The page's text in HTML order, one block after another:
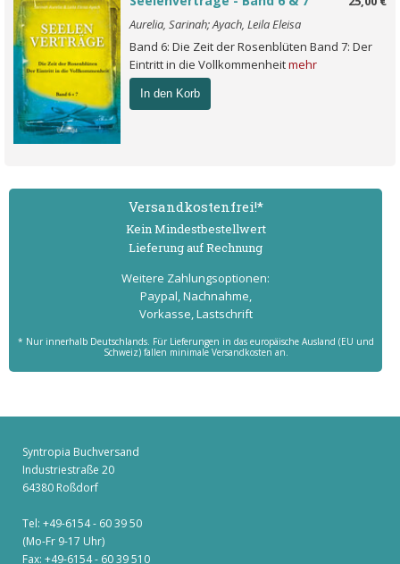
Aurelia, Sarinah; Ayach, Leila Eleisa
Band 6: Die Zeit der Rosenblüten Band 7: Der
Eintritt in die Vollkommenheitmehr
In den Korb
Versand­kostenfrei!*
Kein Mindest­bestell­wert
Lieferung auf Rechnung
Weitere Zahlungs­optionen:
Paypal, Nachnahme,
Vorkasse, Lastschrift
* Nur innerhalb Deutschlands. Für Lieferungen in das europäische Ausland (EU und
Schweiz) fallen minimale Versandkosten an.
Syntropia Buchversand
Industriestraße 20
64380 Roßdorf
Tel: +49-6154 - 60 39 50
(Mo-Fr 9-17 Uhr)
Fax: +49-6154 - 60 39 510